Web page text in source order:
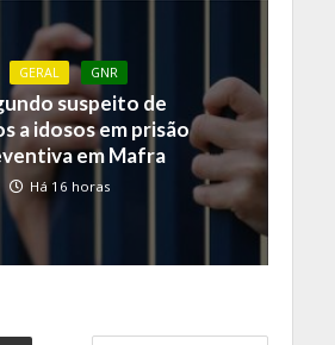
GERAL GNR
suspeito de
a idosos em prisão
em Mafra
Há 16 horas